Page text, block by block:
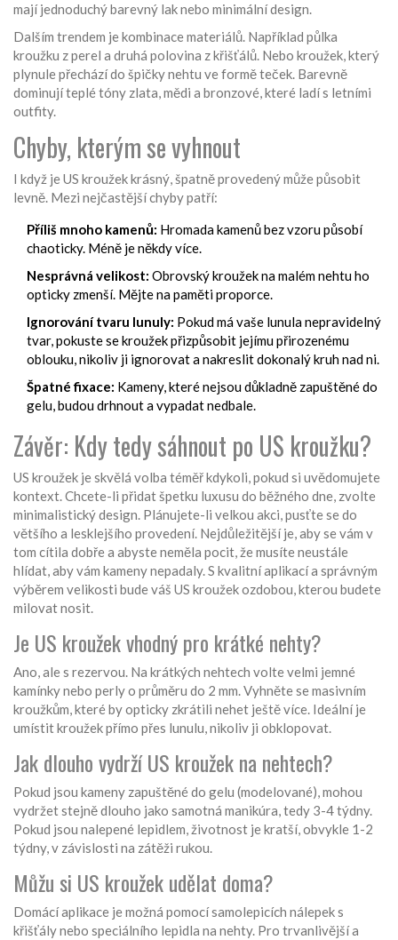
mají jednoduchý barevný lak nebo minimální design.
Dalším trendem je kombinace materiálů. Například půlka
kroužku z perel a druhá polovina z křišťálů. Nebo kroužek, který
plynule přechází do špičky nehtu ve formě teček. Barevně
dominují teplé tóny zlata, mědi a bronzové, které ladí s letními
outfity.
Chyby, kterým se vyhnout
I když je US kroužek krásný, špatně provedený může působit
levně. Mezi nejčastější chyby patří:
Příliš mnoho kamenů: Hromada kamenů bez vzoru působí
chaoticky. Méně je někdy více.
Nesprávná velikost: Obrovský kroužek na malém nehtu ho
opticky zmenší. Mějte na paměti proporce.
Ignorování tvaru lunuly: Pokud má vaše lunula nepravidelný
tvar, pokuste se kroužek přizpůsobit jejímu přirozenému
oblouku, nikoliv ji ignorovat a nakreslit dokonalý kruh nad ni.
Špatné fixace: Kameny, které nejsou důkladně zapuštěné do
gelu, budou drhnout a vypadat nedbale.
Závěr: Kdy tedy sáhnout po US kroužku?
US kroužek je skvělá volba téměř kdykoli, pokud si uvědomujete
kontext. Chcete-li přidat špetku luxusu do běžného dne, zvolte
minimalistický design. Plánujete-li velkou akci, pusťte se do
většího a lesklejšího provedení. Nejdůležitější je, aby se vám v
tom cítila dobře a abyste neměla pocit, že musíte neustále
hlídat, aby vám kameny nepadaly. S kvalitní aplikací a správným
výběrem velikosti bude váš US kroužek ozdobou, kterou budete
milovat nosit.
Je US kroužek vhodný pro krátké nehty?
Ano, ale s rezervou. Na krátkých nehtech volte velmi jemné
kamínky nebo perly o průměru do 2 mm. Vyhněte se masivním
kroužkům, které by opticky zkrátili nehet ještě více. Ideální je
umístit kroužek přímo přes lunulu, nikoliv ji obklopovat.
Jak dlouho vydrží US kroužek na nehtech?
Pokud jsou kameny zapuštěné do gelu (modelované), mohou
vydržet stejně dlouho jako samotná manikúra, tedy 3-4 týdny.
Pokud jsou nalepené lepidlem, životnost je kratší, obvykle 1-2
týdny, v závislosti na zátěži rukou.
Můžu si US kroužek udělat doma?
Domácí aplikace je možná pomocí samolepicích nálepek s
křišťály nebo speciálního lepidla na nehty. Pro trvanlivější a